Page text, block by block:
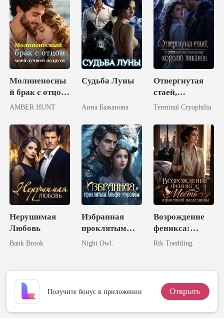
Молниеносны
й брак с отцом
моей лучшей
AMBER HUNT
Судьба Луны
Анна Бажанова
Отвергнутая
стаей,
предназначенн
ликанов
Terminal Cryophilia
Нерушимая
Любовь
Bank Brook
Избранная
проклятым
Альфа-
Night Owl.
Возрождение
феникса:
Месть
Rik Toedtling
Получите бонус в приложении Открыть